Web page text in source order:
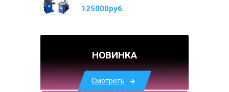
125000руб.
НОВИНКА
Смотреть